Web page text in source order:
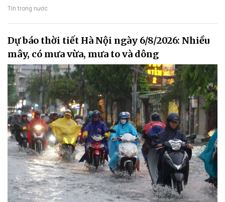
Tin trong nước
Dự báo thời tiết Hà Nội ngày 6/8/2026: Nhiều
mây, có mưa vừa, mưa to và dông